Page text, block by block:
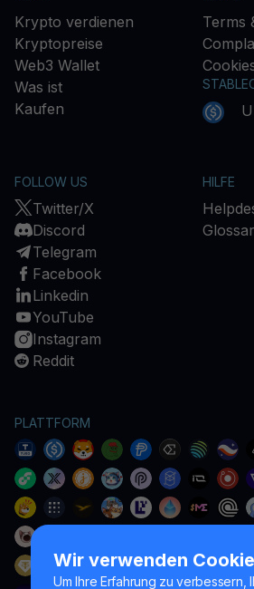
Wir verwenden
Um Ihre Erfahrung zu verbessern,
Krypto verdienen
Kryptopreise
Web3 Wallet
Was ist
Kaufen
Terms
FOLLOW US
Twitter/X
Discord
Telegram
Facebook
Linkedin
YouTube
Instagram
Reddit
HILFE
Glossar
PLATTFORM